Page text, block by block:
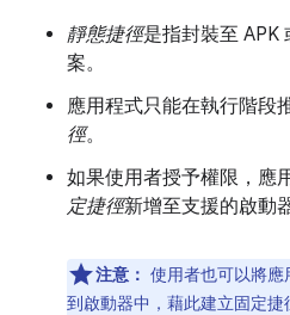
靜態捷徑是指封裝至 APK
案。
應用程式只能在執行階段
徑。
如果使用者授予權限，應
定捷徑新增至支援的啟動器
注意： 使用者也可以將
到啟動器中，藉此建立固定捷